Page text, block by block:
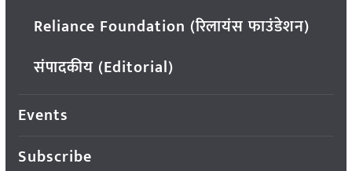
Reliance Foundation (रिलायंस फाउंडेशन)
संपादकीय (Editorial)
Events
Subscribe